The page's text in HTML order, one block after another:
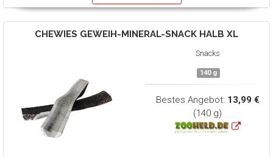
CHEWIES GEWEIH-MINERAL-SNACK HALB XL
Snacks
140 g
Bestes Angebot: 13,99 €
(140 g)